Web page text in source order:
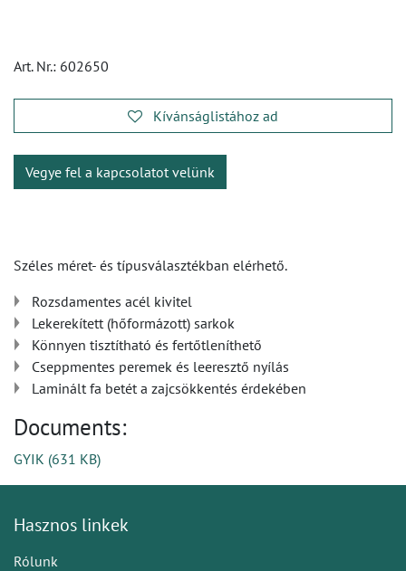
Art. Nr.: 602650
Kívánságlistához ad
Vegye fel a kapcsolatot velünk
Széles méret- és típusválasztékban elérhető.
Rozsdamentes acél kivitel
Lekerekített (hőformázott) sarkok
Könnyen tisztítható és fertőtleníthető
Cseppmentes peremek és leeresztő nyílás
Laminált fa betét a zajcsökkentés érdekében
Documents:
GYIK (631 KB)
Hasznos linkek
Rólunk